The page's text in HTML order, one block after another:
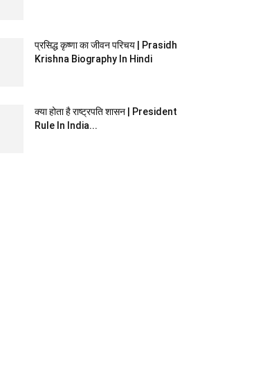
प्रसिद्ध कृष्णा का जीवन परिचय | Prasidh
Krishna Biography In Hindi
क्या होता है राष्ट्रपति शासन | President
Rule In India...